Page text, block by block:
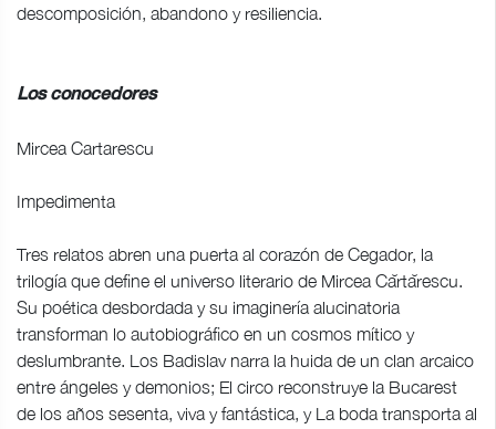
descomposición, abandono y resiliencia.
Los conocedores
Mircea Cartarescu
Impedimenta
Tres relatos abren una puerta al corazón de Cegador, la
trilogía que define el universo literario de Mircea Cărtărescu.
Su poética desbordada y su imaginería alucinatoria
transforman lo autobiográfico en un cosmos mítico y
deslumbrante. Los Badislav narra la huida de un clan arcaico
entre ángeles y demonios; El circo reconstruye la Bucarest
de los años sesenta, viva y fantástica, y La boda transporta al